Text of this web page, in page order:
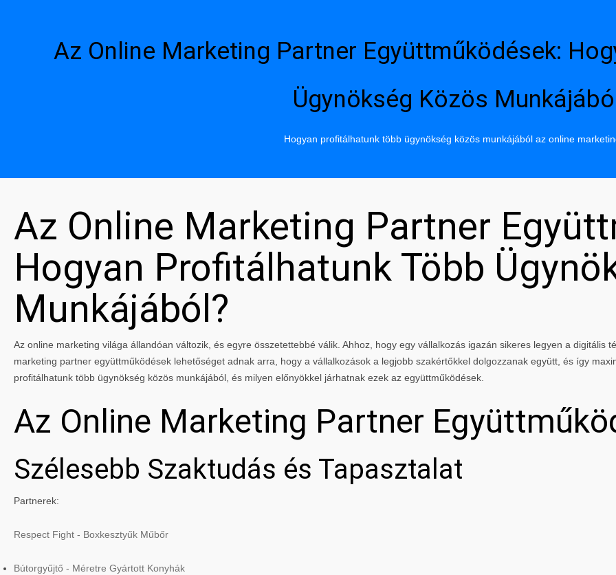
Az Online Marketing Partner Együttműködések:
Ügynökség Közös
Hogyan profitálhatunk több ügynökség közös munkájából az online
Az Online Marketing Partner
Hogyan Profitálhatunk Több
Munkájából?
Az online marketing világa állandóan változik, és egyre összetettebbé válik. Ahhoz, hogy egy vállalkozás igazán sikeres legyen a digitális
marketing partner együttműködések lehetőséget adnak arra, hogy a vállalkozások a legjobb szakértőkkel dolgozzanak együtt, és így
profitálhatunk több ügynökség közös munkájából, és milyen előnyökkel járhatnak ezek az együttműködések.
Az Online Marketing Partner
Szélesebb Szaktudás és Tapasztalat
Partnerek:
Respect Fight - Boxkesztyűk Műbőr
Bútorgyűjtő - Méretre Gyártott Konyhák